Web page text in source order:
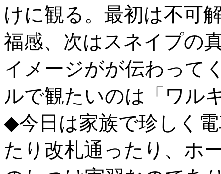
けに観る。最初は不可
福感、次はスネイプの
イメージがが伝わって
ルで観たいのは「ワル
◆今日は家族で珍しく
たり改札通ったり、ホ